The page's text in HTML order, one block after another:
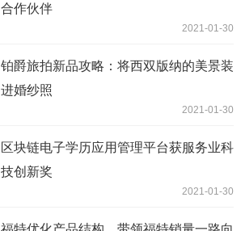
合作伙伴
2021-01-30
铂爵旅拍新品攻略：将西双版纳的美景装
进婚纱照
2021-01-30
区块链电子学历应用管理平台获服务业科
技创新奖
2021-01-30